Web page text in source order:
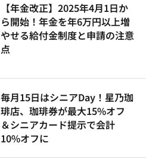
【年金改正】2025年4月1日か
ら開始！年金を年6万円以上増
やせる給付金制度と申請の注意
点
毎月15日はシニアDay！星乃珈
琲店、珈琲券が最大15%オフ
＆シニアカード提示で会計
10%オフに